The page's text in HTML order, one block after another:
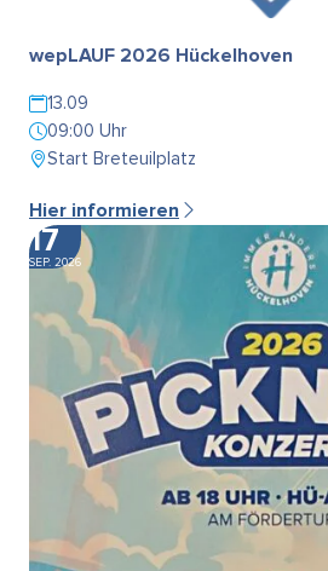
wepLAUF 2026 Hückelhoven
13.09
09:00 Uhr
Start Breteuilplatz
Hier informieren
17
SEP. 2026